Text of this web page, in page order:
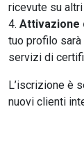
ricevute su altri
Attivazione
tuo profilo
servizi di
L’iscrizione è
nuovi clienti